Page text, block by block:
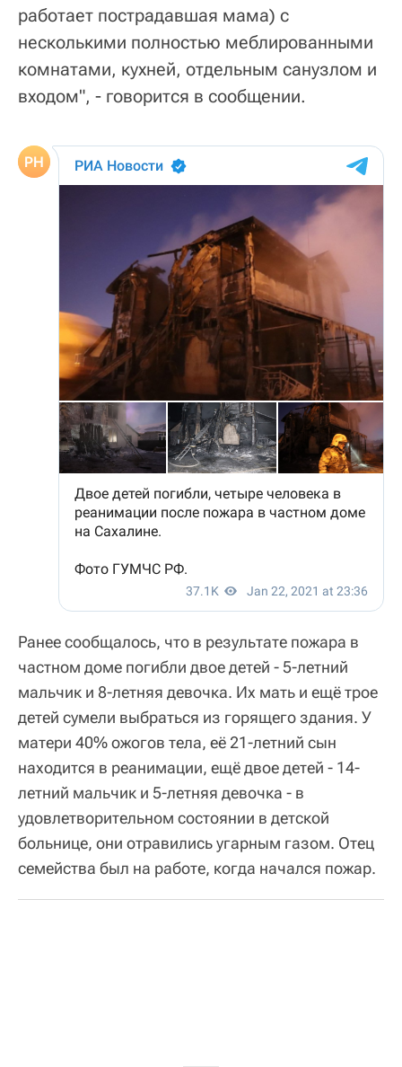
работает пострадавшая мама) с
несколькими полностью меблированными
комнатами, кухней, отдельным санузлом и
входом", - говорится в сообщении.
Ранее сообщалось, что в результате пожара в
частном доме погибли двое детей - 5-летний
мальчик и 8-летняя девочка. Их мать и ещё трое
детей сумели выбраться из горящего здания. У
матери 40% ожогов тела, её 21-летний сын
находится в реанимации, ещё двое детей - 14-
летний мальчик и 5-летняя девочка - в
удовлетворительном состоянии в детской
больнице, они отравились угарным газом. Отец
семейства был на работе, когда начался пожар.